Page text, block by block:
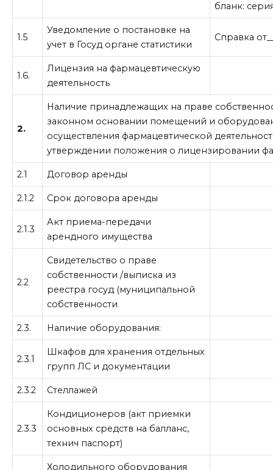
бланк:
1.5
Уведомление о постановке на
учет в Госуд органе статистики
Справка
1.6.
Лицензия на фармацевтическую
деятельность
2.
Наличие принадлежащих на праве
законном основании помещений и
осуществления фармацевтической
утверждении положения о лицензировании
2.1 Договор аренды
2.1.2 Срок договора аренды
2.1.3
Акт приема-передачи
арендного имущества
2.2
Свидетельство о праве
собственности /выписка из
реестра госуд (муниципальной
собственности
2.3. Наличие оборудования:
2.3.1
Шкафов для хранения отдельных
групп ЛС и документации
2.3.2 Стеллажей
2.3.3
Кондиционеров (акт приемки
основных средств на балланс,
технич паспорт)
Холодильного оборудования